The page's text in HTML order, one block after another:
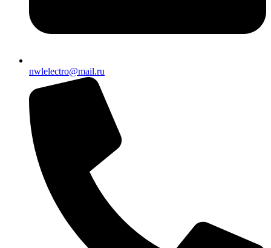
nwlelectro@mail.ru